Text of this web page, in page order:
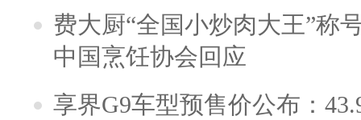
费大厨“全国小炒肉大王”称
中国烹饪协会回应
享界G9车型预售价公布：